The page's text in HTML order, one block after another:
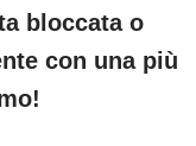
bloccata o
con una più